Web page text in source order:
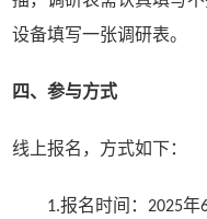
设备填写一张调研表。
四、参与方式
线上报名，方式如下：
1.报名时间： 2025年